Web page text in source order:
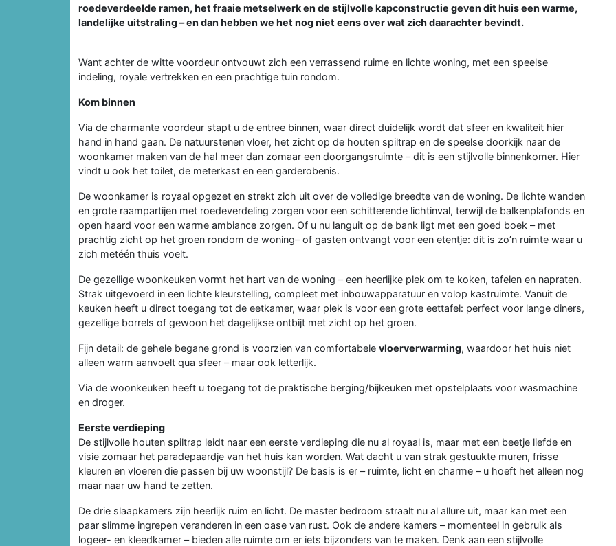
roedeverdeelde ramen, het fraaie metselwerk en de stijlvolle kapconstructie geven dit huis een warme,
landelijke uitstraling – en dan hebben we het nog niet eens over wat zich daarachter bevindt.
Want achter de witte voordeur ontvouwt zich een verrassend ruime en lichte woning, met een speelse
indeling, royale vertrekken en een prachtige tuin rondom.
Kom binnen
Via de charmante voordeur stapt u de entree binnen, waar direct duidelijk wordt dat sfeer en kwaliteit hier
hand in hand gaan. De natuurstenen vloer, het zicht op de houten spiltrap en de speelse doorkijk naar de
woonkamer maken van de hal meer dan zomaar een doorgangsruimte – dit is een stijlvolle binnenkomer. Hier
vindt u ook het toilet, de meterkast en een garderobenis.
De woonkamer is royaal opgezet en strekt zich uit over de volledige breedte van de woning. De lichte wanden
en grote raampartijen met roedeverdeling zorgen voor een schitterende lichtinval, terwijl de balkenplafonds en
open haard voor een warme ambiance zorgen. Of u nu languit op de bank ligt met een goed boek – met
prachtig zicht op het groen rondom de woning– of gasten ontvangt voor een etentje: dit is zo’n ruimte waar u
zich metéén thuis voelt.
De gezellige woonkeuken vormt het hart van de woning – een heerlijke plek om te koken, tafelen en napraten.
Strak uitgevoerd in een lichte kleurstelling, compleet met inbouwapparatuur en volop kastruimte. Vanuit de
keuken heeft u direct toegang tot de eetkamer, waar plek is voor een grote eettafel: perfect voor lange diners,
gezellige borrels of gewoon het dagelijkse ontbijt met zicht op het groen.
Fijn detail: de gehele begane grond is voorzien van comfortabele vloerverwarming, waardoor het huis niet
alleen warm aanvoelt qua sfeer – maar ook letterlijk.
Via de woonkeuken heeft u toegang tot de praktische berging/bijkeuken met opstelplaats voor wasmachine
en droger.
Eerste verdieping
De stijlvolle houten spiltrap leidt naar een eerste verdieping die nu al royaal is, maar met een beetje liefde en
visie zomaar het paradepaardje van het huis kan worden. Wat dacht u van strak gestuukte muren, frisse
kleuren en vloeren die passen bij uw woonstijl? De basis is er – ruimte, licht en charme – u hoeft het alleen nog
maar naar uw hand te zetten.
De drie slaapkamers zijn heerlijk ruim en licht. De master bedroom straalt nu al allure uit, maar kan met een
paar slimme ingrepen veranderen in een oase van rust. Ook de andere kamers – momenteel in gebruik als
logeer- en kleedkamer – bieden alle ruimte om er iets bijzonders van te maken. Denk aan een stijlvolle